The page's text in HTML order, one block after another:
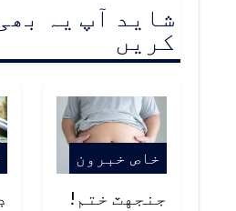
شاید آپ یہ
کریں
خاص خبرون
جنجهٽ ختم!